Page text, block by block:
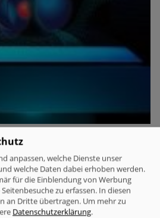
die Gefahr von
Trotz der steigenden Zahl
und in Deutschland fühlen sich
bedroht. Dieses wachsende
krassem Gegensatz zur
anpassen, welche Dienste unser
welche Daten dabei erhoben werden.
für die Einblendung von Werbung
zu erfassen. In diesen
an Dritte übertragen. Um mehr zu
Datenschutzerklärung.